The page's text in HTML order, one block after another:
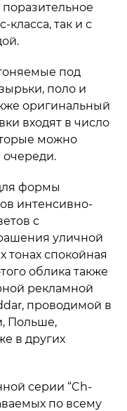
класса, так и с
под
поло и
оригинальный
входят в число
можно
формы
интенсивно-
с
уличной
тонах спокойная
облика также
рекламной
проводимой в
Польше,
в других
серии “Ch-
по всему